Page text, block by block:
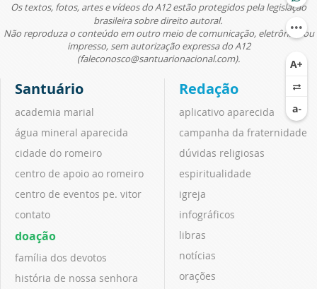
Os textos, fotos, artes e vídeos do A12 estão protegidos pela legislação
brasileira sobre direito autoral.
Não reproduza o conteúdo em outro meio de comunicação, eletrônico ou
impresso, sem autorização expressa do A12
(faleconosco@santuarionacional.com).
Santuário
academia marial
água mineral aparecida
cidade do romeiro
centro de apoio ao romeiro
centro de eventos pe. vitor
contato
doação
família dos devotos
história de nossa senhora
Redação
aplicativo aparecida
campanha da fraternidade
dúvidas religiosas
espiritualidade
igreja
infográficos
libras
notícias
orações